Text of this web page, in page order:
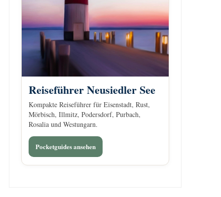
Reiseführer Neusiedler See
Kompakte Reiseführer für Eisenstadt, Rust,
Mörbisch, Illmitz, Podersdorf, Purbach,
Rosalia und Westungarn.
Pocketguides ansehen